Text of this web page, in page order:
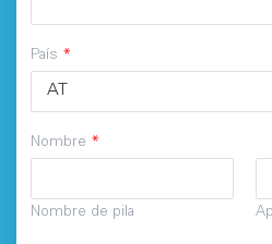
País *
Nombre *
Nombre de pila